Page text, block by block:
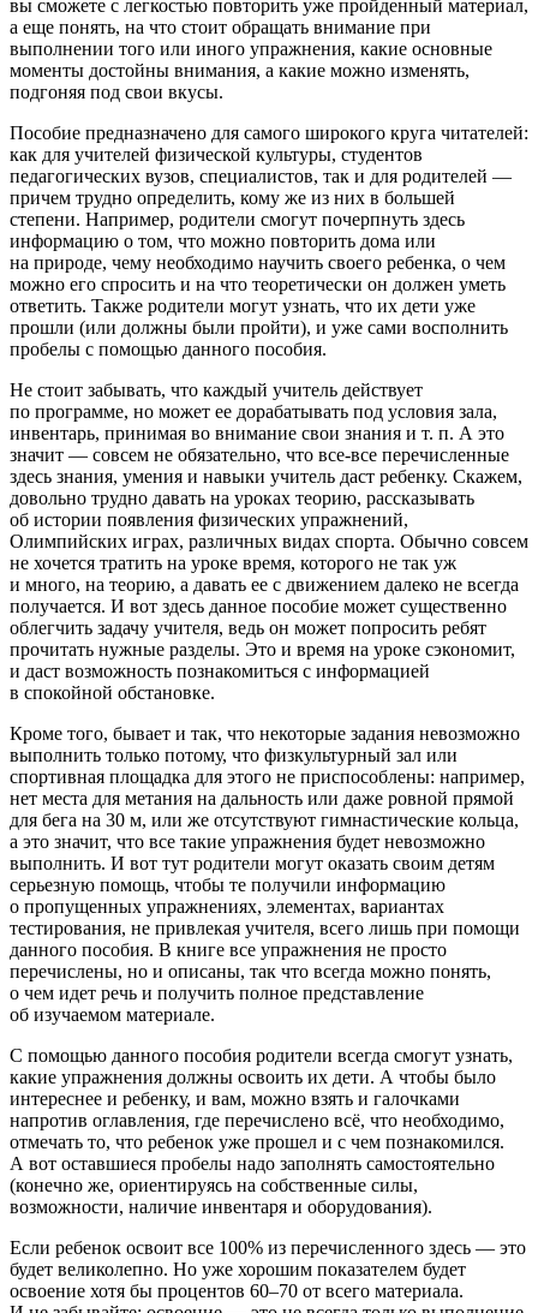
вы сможете с легкостью повторить уже пройденный материал,
а еще понять, на что стоит обращать внимание при
выполнении того или иного упражнения, какие основные
моменты достойны внимания, а какие можно изменять,
подгоняя под свои вкусы.
Пособие предназначено для самого широкого круга читателей:
как для учителей физической культуры, студентов
педагогических вузов, специалистов, так и для родителей —
причем трудно определить, кому же из них в большей
степени. Например, родители смогут почерпнуть здесь
информацию о том, что можно повторить дома или
на природе, чему необходимо научить своего ребенка, о чем
можно его спросить и на что теоретически он должен уметь
ответить. Также родители могут узнать, что их дети уже
прошли (или должны были пройти), и уже сами восполнить
пробелы с помощью данного пособия.
Не стоит забывать, что каждый учитель действует
по программе, но может ее дорабатывать под условия зала,
инвентарь, принимая во внимание свои знания и т. п. А это
значит — совсем не обязательно, что все-все перечисленные
здесь знания, умения и навыки учитель даст ребенку. Скажем,
довольно трудно давать на уроках теорию, рассказывать
об истории появления физических упражнений,
Олимпийских играх, различных видах спорта. Обычно совсем
не хочется тратить на уроке время, которого не так уж
и много, на теорию, а давать ее с движением далеко не всегда
получается. И вот здесь данное пособие может существенно
облегчить задачу учителя, ведь он может попросить ребят
прочитать нужные разделы. Это и время на уроке сэкономит,
и даст возможность познакомиться с информацией
в спокойной обстановке.
Кроме того, бывает и так, что некоторые задания невозможно
выполнить только потому, что физкультурный зал или
спортивная площадка для этого не приспособлены: например,
нет места для метания на дальность или даже ровной прямой
для бега на 30 м, или же отсутствуют гимнастические кольца,
а это значит, что все такие упражнения будет невозможно
выполнить. И вот тут родители могут оказать своим детям
серьезную помощь, чтобы те получили информацию
о пропущенных упражнениях, элементах, вариантах
тестирования, не привлекая учителя, всего лишь при помощи
данного пособия. В книге все упражнения не просто
перечислены, но и описаны, так что всегда можно понять,
о чем идет речь и получить полное представление
об изучаемом материале.
С помощью данного пособия родители всегда смогут узнать,
какие упражнения должны освоить их дети. А чтобы было
интереснее и ребенку, и вам, можно взять и галочками
напротив оглавления, где перечислено всё, что необходимо,
отмечать то, что ребенок уже прошел и с чем познакомился.
А вот оставшиеся пробелы надо заполнять самостоятельно
(конечно же, ориентируясь на собственные силы,
возможности, наличие инвентаря и оборудования).
Если ребенок освоит все 100% из перечисленного здесь — это
будет великолепно. Но уже хорошим показателем будет
освоение хотя бы процентов 60–70 от всего материала.